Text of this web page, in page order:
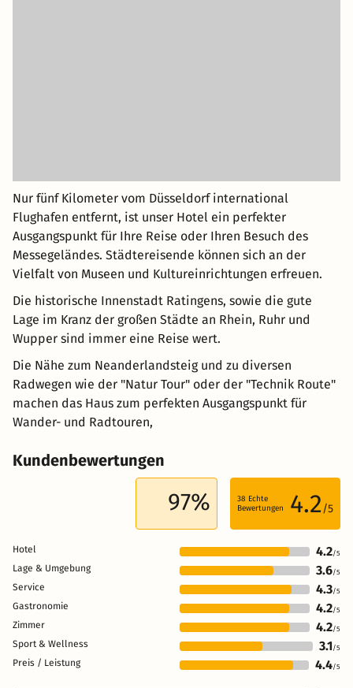
Nur fünf Kilometer vom Düsseldorf international
Flughafen entfernt, ist unser Hotel ein perfekter
Ausgangspunkt für Ihre Reise oder Ihren Besuch des
Messegeländes. Städtereisende können sich an der
Vielfalt von Museen und Kultureinrichtungen erfreuen.
Die historische Innenstadt Ratingens, sowie die gute
Lage im Kranz der großen Städte an Rhein, Ruhr und
Wupper sind immer eine Reise wert.
Die Nähe zum Neanderlandsteig und zu diversen
Radwegen wie der "Natur Tour" oder der "Technik Route"
machen das Haus zum perfekten Ausgangspunkt für
Wander- und Radtouren,
Kundenbewertungen
97% 38 Echte
Bewertungen
4.2 /5
Hotel 4.2/5
Lage & Umgebung 3.6/5
Service 4.3/5
Gastronomie 4.2/5
Zimmer 4.2/5
Sport & Wellness 3.1/5
Preis / Leistung 4.4/5